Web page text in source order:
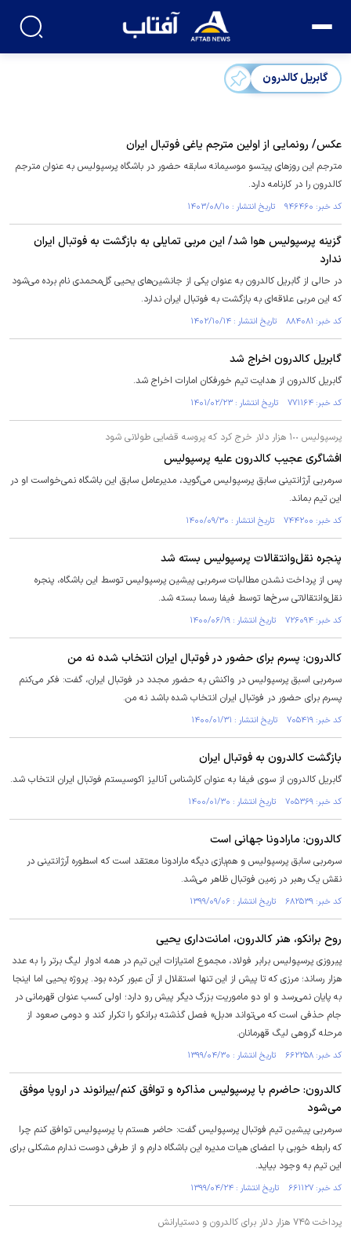
گابریل کالدرون
عکس/ رونمایی از اولین مترجم یاغی فوتبال ایران
مترجم این روزهای پیتسو موسیمانه سابقه حضور در باشگاه پرسپولیس به عنوان مترجم
کالدرون را در کارنامه دارد.
کد خبر: ۹۴۶۴۶۰ تاریخ انتشار : ۱۴۰۳/۰۸/۱۰
گزینه پرسپولیس هوا شد/ این مربی تمایلی به بازگشت به فوتبال ایران
ندارد
در حالی از گابریل کالدرون به عنوان یکی از جانشین‌های یحیی گل‌محمدی نام برده می‌شود
که این مربی علاقه‌ای به بازگشت به فوتبال ایران ندارد.
کد خبر: ۸۸۴۰۸۱ تاریخ انتشار : ۱۴۰۲/۱۰/۱۴
گابریل کالدرون اخراج شد
گابریل کالدرون از هدایت تیم خورفکان امارات اخراج شد.
کد خبر: ۷۷۱۱۶۴ تاریخ انتشار : ۱۴۰۱/۰۲/۲۳
پرسپولیس ١٠٠ هزار دلار خرج کرد که پروسه قضایی طولانی شود
افشاگری عجیب کالدرون علیه پرسپولیس
سرمربی آرژانتینی سابق پرسپولیس می‌گوید، مدیرعامل سابق این باشگاه نمی‌خواست او در
این تیم بماند.
کد خبر: ۷۴۴۲۰۰ تاریخ انتشار : ۱۴۰۰/۰۹/۳۰
پنجره نقل‌وانتقالات پرسپولیس بسته شد
پس از پرداخت نشدن مطالبات سرمربی پیشین پرسپولیس توسط این باشگاه، پنجره
نقل‌وانتقالاتی سرخ‌ها توسط فیفا رسما بسته شد.
کد خبر: ۷۲۶۰۹۴ تاریخ انتشار : ۱۴۰۰/۰۶/۱۹
کالدرون: پسرم برای حضور در فوتبال ایران انتخاب شده نه من
سرمربی اسبق پرسپولیس در واکنش به حضور مجدد در فوتبال ایران، گفت: فکر می‌کنم
پسرم برای حضور در فوتبال ایران انتخاب شده باشد نه من.
کد خبر: ۷۰۵۴۱۹ تاریخ انتشار : ۱۴۰۰/۰۱/۳۱
بازگشت کالدرون به فوتبال ایران
گابریل کالدرون از سوی فیفا به عنوان کارشناس آنالیز اکوسیستم فوتبال ایران انتخاب شد.
کد خبر: ۷۰۵۳۶۹ تاریخ انتشار : ۱۴۰۰/۰۱/۳۰
کالدرون: مارادونا جهانی است
سرمربی سابق پرسپولیس و هم‌بازی دیگه مارادونا معتقد است که اسطوره آرژانتینی در
نقش یک رهبر در زمین فوتبال ظاهر می‌شد.
کد خبر: ۶۸۲۵۳۹ تاریخ انتشار : ۱۳۹۹/۰۹/۰۶
روح برانکو، هنر کالدرون، امانت‌داری یحیی
پیروزی پرسپولیس برابر فولاد، مجموع امتیازات این تیم در همه ادوار لیگ برتر را به عدد
هزار رساند؛ مرزی که تا پیش از این تنها استقلال از آن عبور کرده بود. پروژه یحیی اما اینجا
به پایان نمی‌رسد و او دو ماموریت بزرگ دیگر پیش رو دارد؛ اولی کسب عنوان قهرمانی در
جام حذفی است که می‌تواند «دبل» فصل گذشته برانکو را تکرار کند و دومی صعود از
مرحله گروهی لیگ قهرمانان.
کد خبر: ۶۶۲۲۵۸ تاریخ انتشار : ۱۳۹۹/۰۴/۳۰
کالدرون: حاضرم با پرسپولیس مذاکره و توافق کنم/بیرانوند در اروپا موفق
می‌شود
سرمربی پیشین تیم فوتبال پرسپولیس گفت: حاضر هستم با پرسپولیس توافق کنم چرا
که رابطه خوبی با اعضای هیات مدیره این باشگاه دارم و از طرفی دوست ندارم مشکلی برای
این تیم به وجود بیاید.
کد خبر: ۶۶۱۱۲۷ تاریخ انتشار : ۱۳۹۹/۰۴/۲۴
پرداخت ۷۴۵ هزار دلار برای کالدرون و دستیارانش